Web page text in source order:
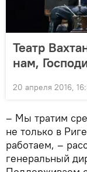
Театр
нам,
20 апреля 2016,
– Мы тратим
не только в
работаем, –
генеральный